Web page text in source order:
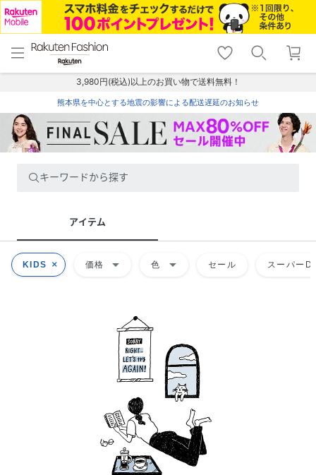
menu home
トップ
shopping_cart lock_outline
ログイン
3,980円(税込)以上のお買い物で送料無料！
熊本県を中心とする地震の影響による配送遅延のお知らせ
キーワードから探す
アイテム
KIDS 価格 arrow_drop_down 色 arrow_drop_down セール スーパー